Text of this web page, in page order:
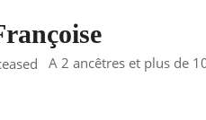
A 2 ancêtres et plus de